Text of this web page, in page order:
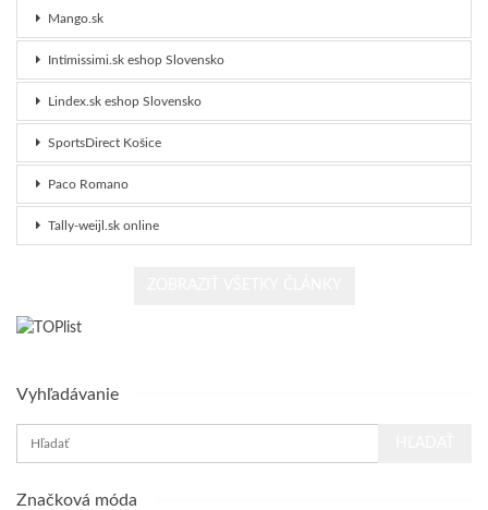
Mango.sk
Intimissimi.sk eshop Slovensko
Lindex.sk eshop Slovensko
SportsDirect Košice
Paco Romano
Tally-weijl.sk online
Vyhľadávanie
Značková móda